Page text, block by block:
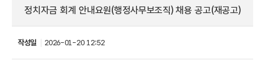
정치자금 회계 안내요원(행정사무보조직) 채용 공고(재공고)
작성일 2026-01-20 12:52